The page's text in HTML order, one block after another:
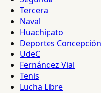
Tercera
Naval
Huachipato
Deportes Concepción
UdeC
Fernández Vial
Tenis
Lucha Libre